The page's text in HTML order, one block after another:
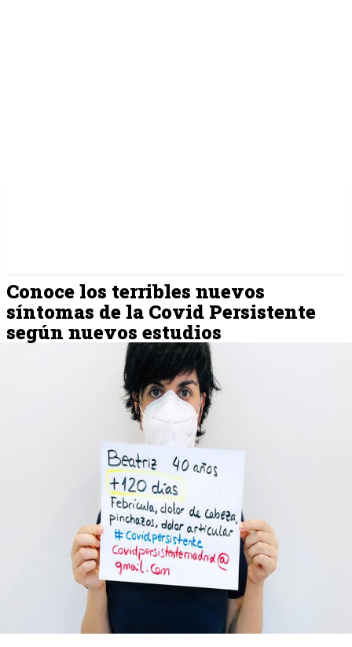
Conoce los terribles nuevos
síntomas de la Covid Persistente
según nuevos estudios